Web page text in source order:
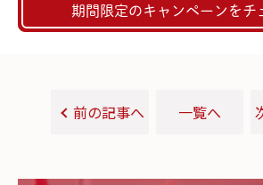
期間限定のキャンペーンをチ
前の記事へ 一覧へ